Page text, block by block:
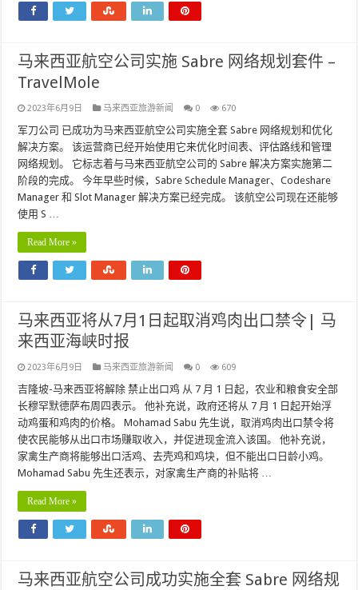
马来西亚航空公司实施 Sabre 网络规划套件 –
TravelMole
2023年6月9日 马来西亚旅游新闻 0 670
军刀公司 已成功为马来西亚航空公司实施全套 Sabre 网络规划和优化
解决方案。 该运营商已经开始使用它来优化时间表、评估路线和管理
网络规划。 它标志着与马来西亚航空公司的 Sabre 解决方案实施第二
阶段的完成。 今年早些时候，Sabre Schedule Manager、Codeshare
Manager 和 Slot Manager 解决方案已经完成。 该航空公司现在还能够
使用 S …
Read More »
马来西亚将从7月1日起取消鸡肉出口禁令| 马
来西亚海峡时报
2023年6月9日 马来西亚旅游新闻 0 609
吉隆坡-马来西亚将解除 禁止出口鸡 从 7 月 1 日起，农业和粮食安全部
长穆罕默德萨布周四表示。 他补充说，政府还将从 7 月 1 日起开始浮
动鸡蛋和鸡肉的价格。 Mohamad Sabu 先生说，取消鸡肉出口禁令将
使农民能够从出口市场赚取收入，并促进现金流入该国。 他补充说，
家禽生产商将能够出口活鸡、去壳鸡和鸡块，但不能出口日龄小鸡。
Mohamad Sabu 先生还表示，对家禽生产商的补贴将 …
Read More »
马来西亚航空公司成功实施全套 Sabre 网络规